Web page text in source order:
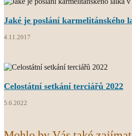
Jaké je poslání karmelitánského
4.11.2017
Celostátní setkání terciářů 2022
5.6.2022